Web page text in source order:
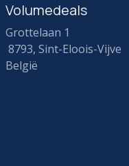
Volumedeals
Grottelaan 1
8793, Sint-Eloois-Vijve
België